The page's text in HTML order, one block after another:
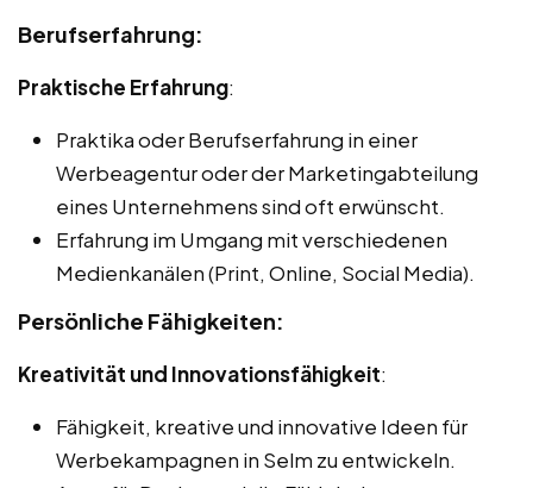
Berufserfahrung:
Praktische Erfahrung:
Praktika oder Berufserfahrung in einer
Werbeagentur oder der Marketingabteilung
eines Unternehmens sind oft erwünscht.
Erfahrung im Umgang mit verschiedenen
Medienkanälen (Print, Online, Social Media).
Persönliche Fähigkeiten:
Kreativität und Innovationsfähigkeit:
Fähigkeit, kreative und innovative Ideen für
Werbekampagnen in Selm zu entwickeln.